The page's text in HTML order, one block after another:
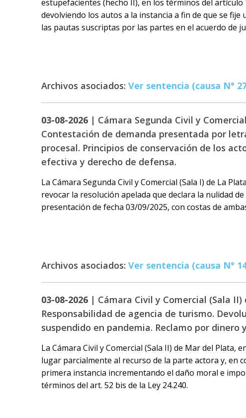
estupefacientes (hecho II), en los términos del
devolviendo los autos a la instancia a fin de que se
las pautas suscriptas por las partes en el acuerdo de
Archivos asociados: Ver sentencia (causa N°
03-08-2026 | Cámara Segunda Civil y
Contestación de demanda presentada por
procesal. Principios de conservación de los
efectiva y derecho de defensa.
La Cámara Segunda Civil y Comercial (Sala I) de La
revocar la resolución apelada que declara la nulidad
presentación de fecha 03/09/2025, con costas de
Archivos asociados: Ver sentencia (causa N°
03-08-2026 | Cámara Civil y Comercial (Sala
Responsabilidad de agencia de turismo.
suspendido en pandemia. Reclamo por dinero
La Cámara Civil y Comercial (Sala II) de Mar del Plata,
lugar parcialmente al recurso de la parte actora y, en
primera instancia incrementando el daño moral e
términos del art. 52 bis de la Ley 24.240.